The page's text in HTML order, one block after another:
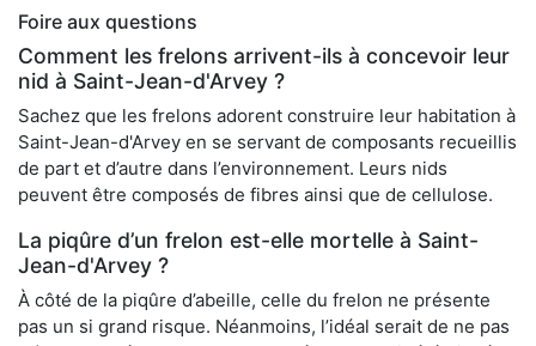
Foire aux questions
Comment les frelons arrivent-ils à concevoir leur
nid à Saint-Jean-d'Arvey ?
Sachez que les frelons adorent construire leur habitation à
Saint-Jean-d'Arvey en se servant de composants recueillis
de part et d’autre dans l’environnement. Leurs nids
peuvent être composés de fibres ainsi que de cellulose.
La piqûre d’un frelon est-elle mortelle à Saint-
Jean-d'Arvey ?
À côté de la piqûre d’abeille, celle du frelon ne présente
pas un si grand risque. Néanmoins, l’idéal serait de ne pas